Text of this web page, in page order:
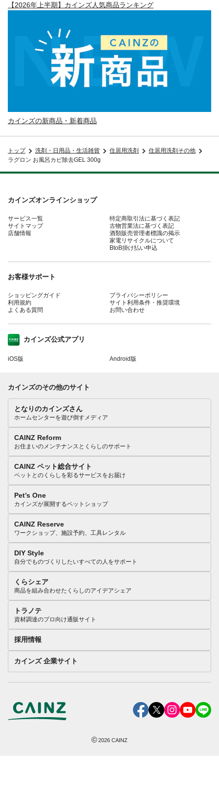
【2026年上半期】カインズ人気商品ランキング
カインズの新商品・新着商品
トップ 洗剤・日用品・生活雑貨 住居用洗剤
住居用洗剤その他
ラグロン お風呂カビ除去GEL 300g
カインズオンラインショップ
サービス一覧
サイトマップ
店舗情報
特定商取引法に基づく表記
古物営業法に基づく表記
酒類販売管理者標識の掲示
家電リサイクルについて
BtoB掛け払い申込
お客様サポート
ショッピングガイド
利用規約
よくある質問
プライバシーポリシー
サイト利用条件・推奨環境
お問い合わせ
カインズ公式アプリ
iOS版 Android版
カインズのその他のサイト
となりのカインズさん
ホームセンターを遊び倒すメディア
CAINZ Reform
お住まいのメンテナンスとくらしのサポート
CAINZ ペット総合サイト
ペットとのくらしを彩るサービスをお届け
Pet’s One
カインズが展開するペットショップ
CAINZ Reserve
ワークショップ、施設予約、工具レンタル
DIY Style
自分でものづくりしたいすべての人をサポート
くらシェア
商品を組み合わせたくらしのアイデアシェア
トラノテ
資材調達のプロ向け通販サイト
採用情報
カインズ 企業サイト
©2026 CAINZ